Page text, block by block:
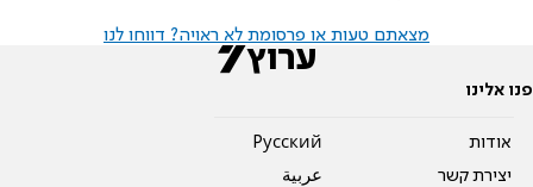
מצאתם טעות או פרסומת לא ראויה? דווחו לנו
פנו אלינו
אודות
יצירת קשר
Pусский
عربية